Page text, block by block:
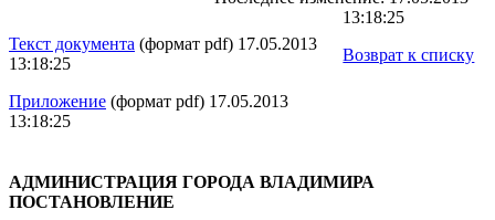
Текст документа (формат pdf) 17.05.2013
13:18:25
Приложение (формат pdf) 17.05.2013
13:18:25
АДМИНИСТРАЦИЯ ГОРОДА ВЛАДИМИРА
ПОСТАНОВЛЕНИЕ
13:18:25
Возврат к списку